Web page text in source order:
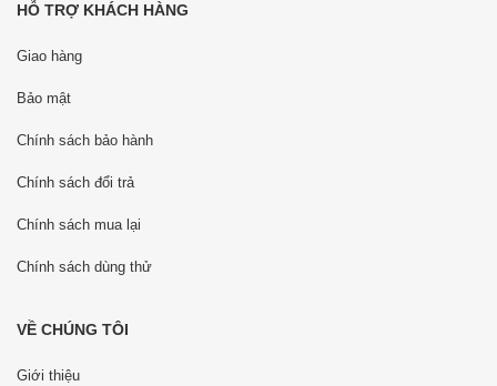
HỖ TRỢ KHÁCH HÀNG
Giao hàng
Bảo mật
Chính sách bảo hành
Chính sách đổi trả
Chính sách mua lại
Chính sách dùng thử
VỀ CHÚNG TÔI
Giới thiệu